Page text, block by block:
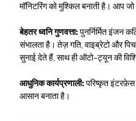
मॉनिटरिंग को मुश्किल बनाती है। आप जो
बेहतर ध्वनि गुणवत्ता:पुनर्निर्मित इंजन
संभालता है। तेज़ गति, वाइब्रेटो और
सुनाई देते हैं, साथ ही ऑटो-ट्यून की
आधुनिक कार्यप्रणाली:परिष्कृत
आसान बनाता है।